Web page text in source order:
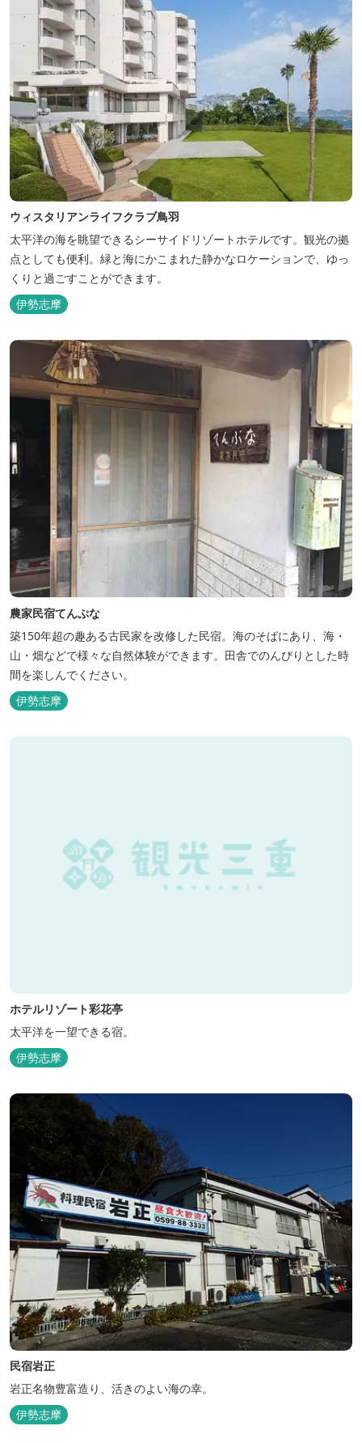
ウィスタリアンライフクラブ鳥羽
太平洋の海を眺望できるシーサイドリゾートホテルです。観光の拠
点としても便利。緑と海にかこまれた静かなロケーションで、ゆっ
くりと過ごすことができます。
伊勢志摩
農家民宿てんぷな
築150年超の趣ある古民家を改修した民宿。海のそばにあり、海・
山・畑などで様々な自然体験ができます。田舎でのんびりとした時
間を楽しんでください。
伊勢志摩
ホテルリゾート彩花亭
太平洋を一望できる宿。
伊勢志摩
民宿岩正
岩正名物豊富造り、活きのよい海の幸。
伊勢志摩